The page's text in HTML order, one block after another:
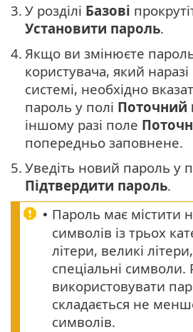
3. У розділі Базові
Установити пароль.
4. Якщо ви змінюєте
користувача, який
системі, необхідно
пароль у полі Поточний
іншому разі поле
попередньо заповнене.
5. Уведіть новий пароль у
Підтвердити пароль.
• Пароль має містити
символів із трьох
літери, великі
спеціальні
використовувати
складається не
символів.